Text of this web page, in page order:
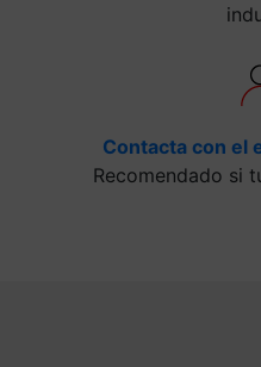
Contacta con el
Recomendado si